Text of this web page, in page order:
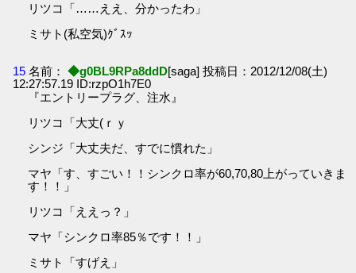
リツコ「……ええ、分かったわ」
ミサト(私空気)ｸﾞｽｯ
15 名前： ◆g0BL9RPa8ddD[saga] 投稿日：2012/12/08(土)
12:27:57.19 ID:rzpO1h7E0
『エントリープラグ、注水』
リツコ「大丈(ｒｙ
シンジ「大丈夫だ、すでに慣れた」
マヤ「す、すごい！！シンクロ率が60,70,80上がっていきま
す！！」
リツコ「ええっ？」
マヤ「シンクロ率85％です！！」
ミサト「すげえ」